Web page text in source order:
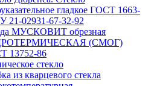
гладкое ГОСТ 1663-
21-02931-67-32-92
МУСКОВИТ обрезная
(СМОГ)
13752-86
стекло
из кварцевого стекла